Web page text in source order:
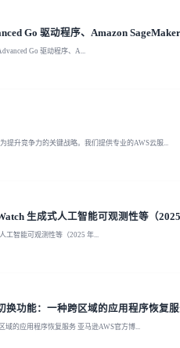
Go 驱动程序、Amazon
Go 驱动程序、A...
提升竞争力的关键战略。我们提供专业的AWS云服...
生成式人工智能可观测性等（2025
工智能可观测性等（2025 年...
换功能：一种跨区域的应用程序恢复
域的应用程序恢复服务 亚马逊AWS官方博...